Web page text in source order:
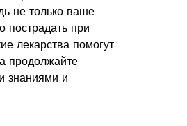
не только ваше
пострадать при
лекарства помогут
продолжайте
знаниями и